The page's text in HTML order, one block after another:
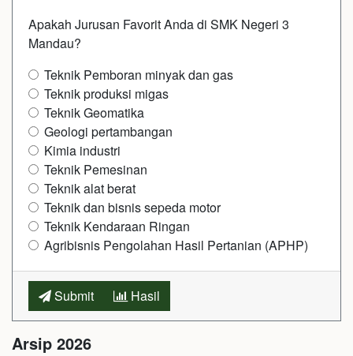
Apakah Jurusan Favorit Anda di SMK Negeri 3
Mandau?
Teknik Pemboran minyak dan gas
Teknik produksi migas
Teknik Geomatika
Geologi pertambangan
Kimia industri
Teknik Pemesinan
Teknik alat berat
Teknik dan bisnis sepeda motor
Teknik Kendaraan Ringan
Agribisnis Pengolahan Hasil Pertanian (APHP)
Submit Hasil
Arsip 2026